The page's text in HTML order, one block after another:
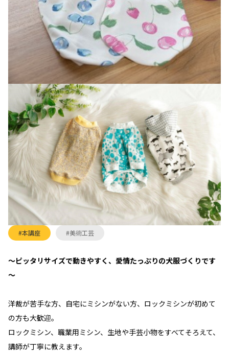
#本講座 #美術工芸
～ピッタリサイズで動きやすく、愛情たっぷりの犬服づくりです
～
洋裁が苦手な方、自宅にミシンがない方、ロックミシンが初めて
の方も大歓迎。
ロックミシン、職業用ミシン、生地や手芸小物をすべてそろえて、
講師が丁寧に教えます。